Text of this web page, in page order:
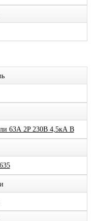
63А 2P 230В 4,5кА B